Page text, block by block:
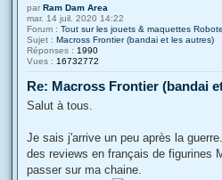
par Ram Dam Area
mar. 14 juil. 2020 14:22
Forum : Tout sur les jouets & maquettes
Sujet : Macross Frontier (bandai et les autres)
Réponses : 1990
Vues : 16732772
Re: Macross Frontier (bandai
Salut à tous.
Je sais j'arrive un peu après la
des reviews en français de figurines
passer sur ma chaine.